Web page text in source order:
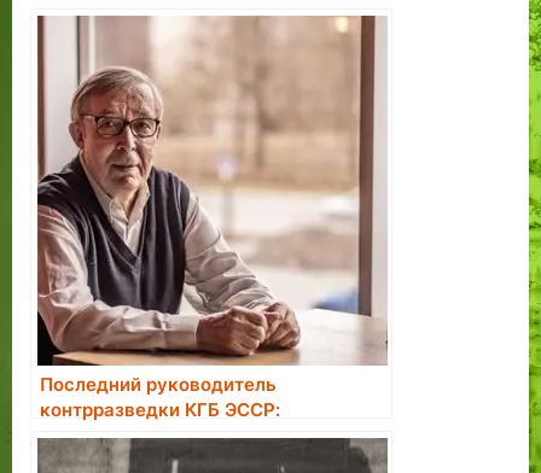
Последний руководитель
контрразведки КГБ ЭССР:
большинство завербованных в
агенты считали это большой честью